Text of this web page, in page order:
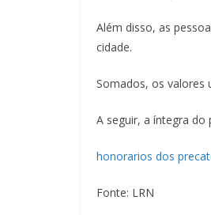
Além disso, as
cidade.
Somados, os valores
A seguir, a íntegra
honorarios dos
Fonte: LRN